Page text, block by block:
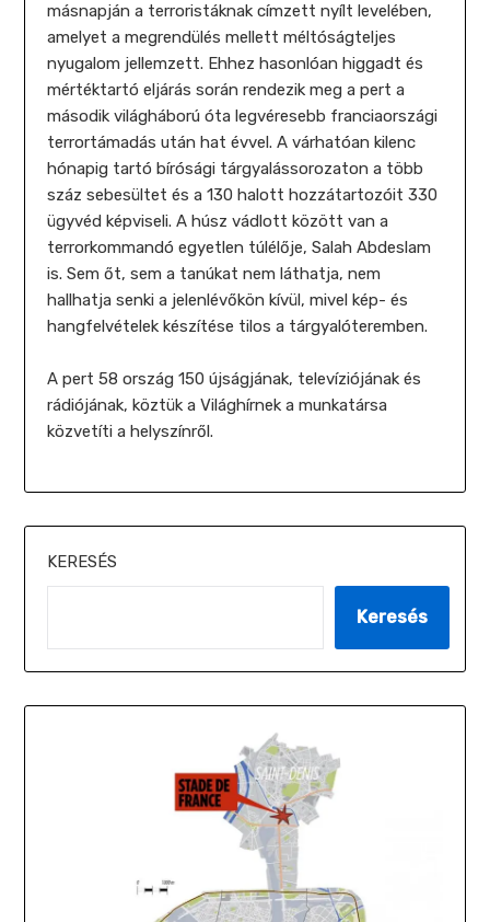
másnapján a terroristáknak címzett nyílt levelében,
amelyet a megrendülés mellett méltóságteljes
nyugalom jellemzett. Ehhez hasonlóan higgadt és
mértéktartó eljárás során rendezik meg a pert a
második világháború óta legvéresebb franciaországi
terrortámadás után hat évvel. A várhatóan kilenc
hónapig tartó bírósági tárgyalássorozaton a több
száz sebesültet és a 130 halott hozzátartozóit 330
ügyvéd képviseli. A húsz vádlott között van a
terrorkommandó egyetlen túlélője, Salah Abdeslam
is. Sem őt, sem a tanúkat nem láthatja, nem
hallhatja senki a jelenlévőkön kívül, mivel kép- és
hangfelvételek készítése tilos a tárgyalóteremben.
A pert 58 ország 150 újságjának, televíziójának és
rádiójának, köztük a Világhírnek a munkatársa
közvetíti a helyszínről.
KERESÉS
Keresés